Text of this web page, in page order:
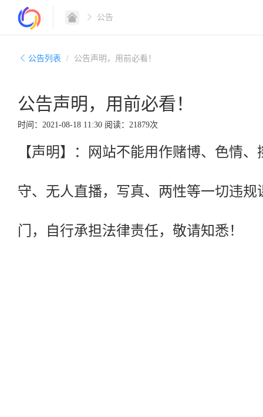
公告
公告列表 公告声明，用前必看！
公告声明，用前必看！
时间：2021-08-18 11:30 阅读：21879次
【声明】：网站不能用作赌博、色情
守、无人直播，写真、两性等一切违规
门，自行承担法律责任，敬请知悉！